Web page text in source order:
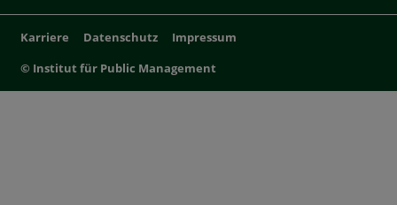
Karriere Datenschutz
Impressum
© Institut für Public Management